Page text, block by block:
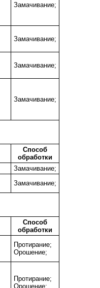
Замачивание;
Замачивание;
Замачивание;
Замачивание;
Способ
обработки
Замачивание;
Замачивание;
Способ
обработки
Протирание;
Орошение;
Протирание;
Орошение;